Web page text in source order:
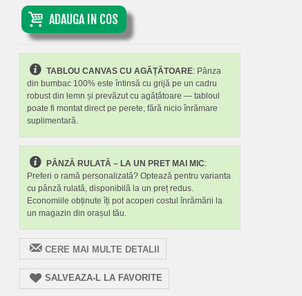
ADAUGA IN COS
TABLOU CANVAS CU AGĂȚĂTOARE: Pânza
din bumbac 100% este întinsă cu grijă pe un cadru
robust din lemn și prevăzut cu agățătoare — tabloul
poate fi montat direct pe perete, fără nicio înrămare
suplimentară.
PÂNZĂ RULATĂ – LA UN PRET MAI MIC:
Preferi o ramă personalizată? Optează pentru varianta
cu pânză rulată, disponibilă la un preț redus.
Economiile obținute îți pot acoperi costul înrămării la
un magazin din orașul tău.
CERE MAI MULTE DETALII
SALVEAZA-L LA FAVORITE